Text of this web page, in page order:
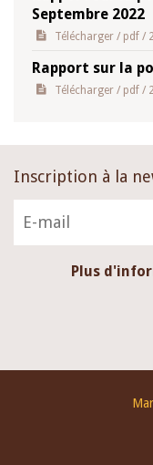
Septembre 2022
Télécharger / pdf /
Rapport sur la
Télécharger / pdf /
Inscription à la
Plus